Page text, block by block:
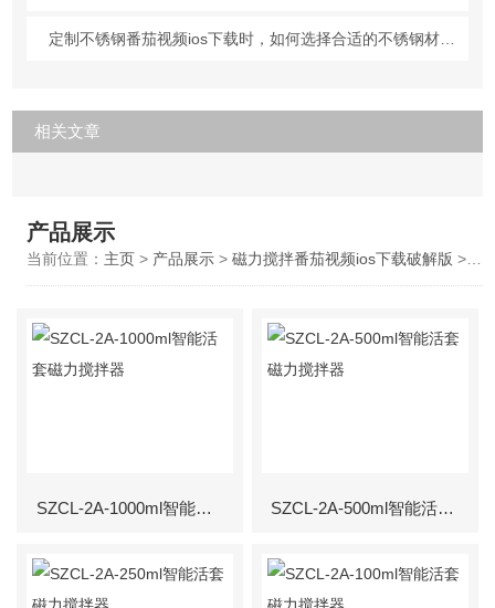
定制不锈钢番茄视频ios下载时，如何选择合适的不锈钢材质？
相关文章
产品展示
当前位置： 主页> 产品展示> 磁力搅拌番茄视频ios下载破解版 >
SZCL-2A-1000ml智能活套磁力搅拌器 SZCL-2A-500ml智能活套磁力搅拌器